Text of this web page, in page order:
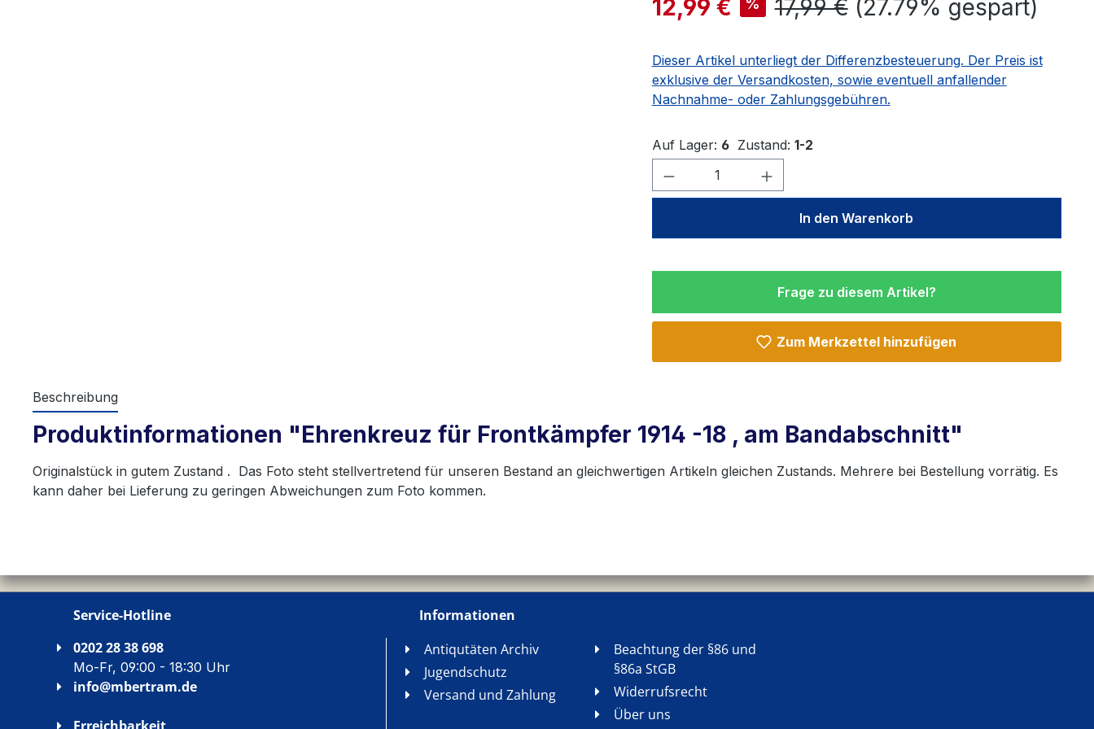
12,99 € % Regulärer Preis:
17,99 € (27.79% gespart)
Dieser Artikel unterliegt der Differenzbesteuerung. Der Preis ist
exklusive der Versandkosten, sowie eventuell anfallender
Nachnahme- oder Zahlungsgebühren.
Auf Lager: 6 Zustand: 1-2
Produkt Anzahl: Gib den gewünschten Wert
In den Warenkorb
Frage zu diesem Artikel?
Zum Merkzettel hinzufügen
Beschreibung
Produktinformationen "Ehrenkreuz für Frontkämpfer 1914 -18 , am Bandabschnitt"
Originalstück in gutem Zustand . Das Foto steht stellvertretend für unseren Bestand an gleichwertigen Artikeln gleichen Zustands. Mehrere bei Bestellung vorrätig. Es
kann daher bei Lieferung zu geringen Abweichungen zum Foto kommen.
Service-Hotline
0202 28 38 698
Mo-Fr, 09:00 - 18:30 Uhr
info@mbertram.de
Informationen
Antiqutäten Archiv
Jugendschutz
Versand und Zahlung
Beachtung der §86 und
§86a StGB
Widerrufsrecht
Über uns